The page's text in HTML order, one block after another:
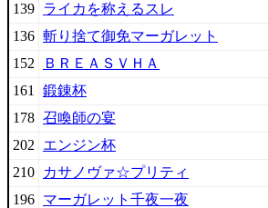
139 ライカを称えるスレ
136 斬り捨て御免マーガレット
152
ＢＲＥＡＳＶＨＡ
161
鍛錬杯
178 召喚師の宴
202
エンジン杯
210
カサノヴァ☆プリティ
196 マーガレット千夜一夜